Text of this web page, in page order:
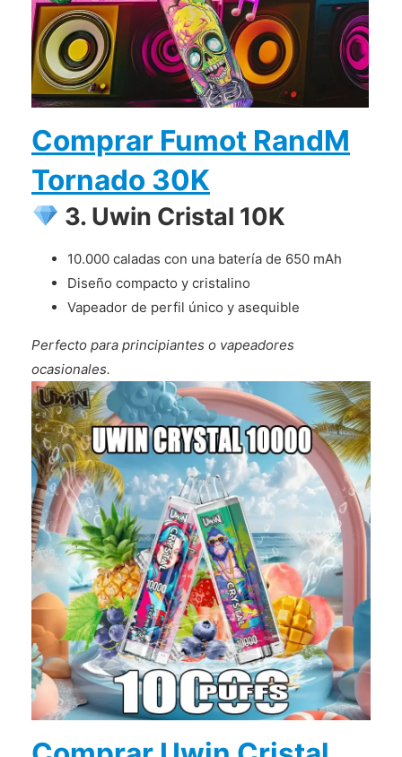
Comprar Fumot RandM
Tornado 30K
3. Uwin Cristal 10K
10.000 caladas con una batería de 650 mAh
Diseño compacto y cristalino
Vapeador de perfil único y asequible
Perfecto para principiantes o vapeadores
ocasionales.